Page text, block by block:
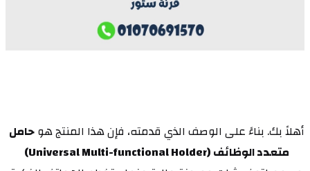
أهلاً بك. بناءً على الوصف الذي قدمته، فإن هذا المنتج هو
متعدد الوظائف (Universal Multi-functional Holder)